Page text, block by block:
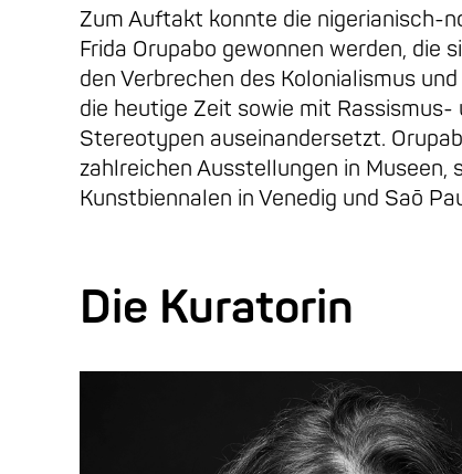
Zum Auftakt konnte die nigerianisch-
Frida Orupabo gewonnen werden, die
den Verbrechen des Kolonialismus
die heutige Zeit sowie mit
Stereotypen auseinandersetzt.
zahlreichen Ausstellungen in Museen,
Kunstbiennalen in Venedig und Saō
Die Kuratorin